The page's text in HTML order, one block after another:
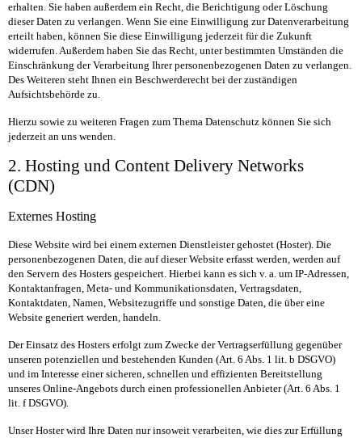
erhalten. Sie haben außerdem ein Recht, die Berichtigung oder Löschung
dieser Daten zu verlangen. Wenn Sie eine Einwilligung zur Datenverarbeitung
erteilt haben, können Sie diese Einwilligung jederzeit für die Zukunft
widerrufen. Außerdem haben Sie das Recht, unter bestimmten Umständen die
Einschränkung der Verarbeitung Ihrer personenbezogenen Daten zu verlangen.
Des Weiteren steht Ihnen ein Beschwerderecht bei der zuständigen
Aufsichtsbehörde zu.
Hierzu sowie zu weiteren Fragen zum Thema Datenschutz können Sie sich
jederzeit an uns wenden.
2. Hosting und Content Delivery Networks
(CDN)
Externes Hosting
Diese Website wird bei einem externen Dienstleister gehostet (Hoster). Die
personenbezogenen Daten, die auf dieser Website erfasst werden, werden auf
den Servern des Hosters gespeichert. Hierbei kann es sich v. a. um IP-Adressen,
Kontaktanfragen, Meta- und Kommunikationsdaten, Vertragsdaten,
Kontaktdaten, Namen, Websitezugriffe und sonstige Daten, die über eine
Website generiert werden, handeln.
Der Einsatz des Hosters erfolgt zum Zwecke der Vertragserfüllung gegenüber
unseren potenziellen und bestehenden Kunden (Art. 6 Abs. 1 lit. b DSGVO)
und im Interesse einer sicheren, schnellen und effizienten Bereitstellung
unseres Online-Angebots durch einen professionellen Anbieter (Art. 6 Abs. 1
lit. f DSGVO).
Unser Hoster wird Ihre Daten nur insoweit verarbeiten, wie dies zur Erfüllung